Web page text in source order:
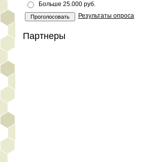
Больше 25.000 руб.
Результаты опроса
Партнеры